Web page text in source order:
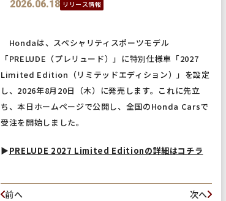
2026.06.18 リリース情報
Hondaは、スペシャリティスポーツモデル
「PRELUDE（プレリュード）」に特別仕様車「2027
Limited Edition（リミテッドエディション）」を設定
し、2026年8月20日（木）に発売します。これに先立
ち、本日ホームページで公開し、全国のHonda Carsで
受注を開始しました。
▶︎PRELUDE 2027 Limited Editionの詳細はコチラ
前へ 次へ